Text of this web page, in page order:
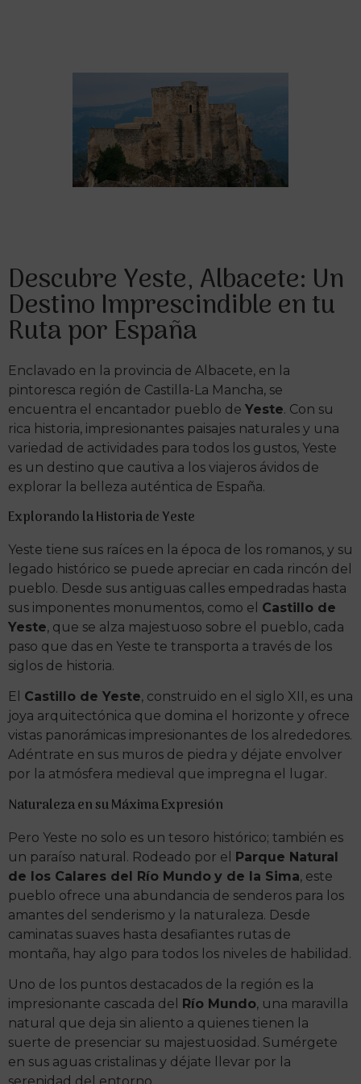
Descubre Yeste, Albacete: Un
Destino Imprescindible en tu
Ruta por España
Enclavado en la provincia de Albacete, en la
pintoresca región de Castilla-La Mancha, se
encuentra el encantador pueblo de Yeste. Con su
rica historia, impresionantes paisajes naturales y una
variedad de actividades para todos los gustos, Yeste
es un destino que cautiva a los viajeros ávidos de
explorar la belleza auténtica de España.
Explorando la Historia de Yeste
Yeste tiene sus raíces en la época de los romanos, y su
legado histórico se puede apreciar en cada rincón del
pueblo. Desde sus antiguas calles empedradas hasta
sus imponentes monumentos, como el Castillo de
Yeste, que se alza majestuoso sobre el pueblo, cada
paso que das en Yeste te transporta a través de los
siglos de historia.
El Castillo de Yeste, construido en el siglo XII, es una
joya arquitectónica que domina el horizonte y ofrece
vistas panorámicas impresionantes de los alrededores.
Adéntrate en sus muros de piedra y déjate envolver
por la atmósfera medieval que impregna el lugar.
Naturaleza en su Máxima Expresión
Pero Yeste no solo es un tesoro histórico; también es
un paraíso natural. Rodeado por el Parque Natural
de los Calares del Río Mundo y de la Sima, este
pueblo ofrece una abundancia de senderos para los
amantes del senderismo y la naturaleza. Desde
caminatas suaves hasta desafiantes rutas de
montaña, hay algo para todos los niveles de habilidad.
Uno de los puntos destacados de la región es la
impresionante cascada del
Río Mundo, una maravilla
natural que deja sin aliento a quienes tienen la
suerte de presenciar su majestuosidad. Sumérgete
en sus aguas cristalinas y déjate llevar por la